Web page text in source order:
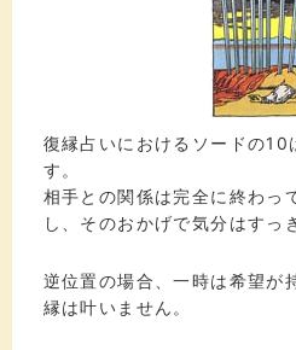
復縁占いにおけるソードの10
す。
相手との関係は完全に終わっ
し、そのおかげで気分はすっ
逆位置の場合、一時は希望が
縁は叶いません。